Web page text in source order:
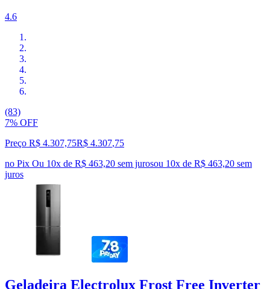
4.6
(83)
7% OFF
Preço R$ 4.307,75R$ 4.307,75
no Pix Ou 10x de R$ 463,20 sem jurosou 10x de R$ 463,20 sem
juros
Geladeira Electrolux Frost Free Inverter